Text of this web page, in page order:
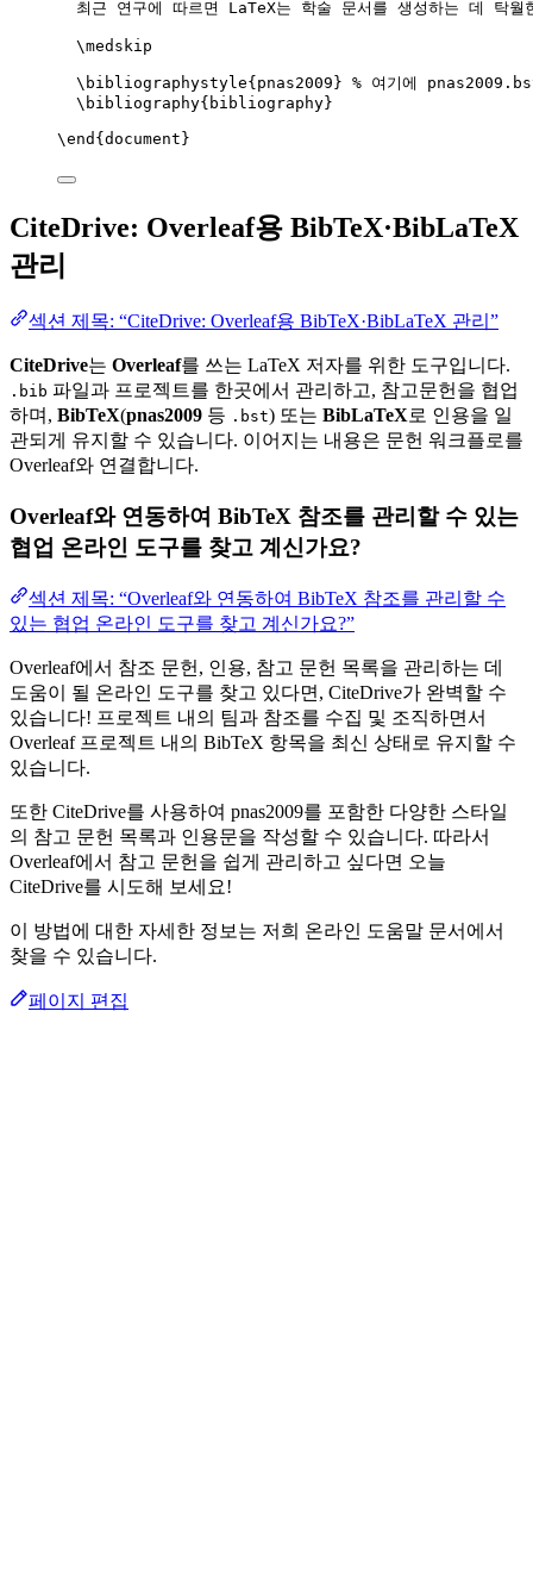
최근 연구에 따르면 LaTeX는 학술 문서를 생성하는 데 탁
\medskip
\bibliographystyle{pnas2009} % 여기에
\bibliography{bibliography}
\end { document }
CiteDrive: Overleaf용 BibTeX·BibLaTeX
관리
섹션 제목: “CiteDrive: Overleaf용 BibTeX·BibLaTeX 관리”
CiteDrive는 Overleaf를 쓰는 LaTeX 저자를 위한 도구입니다.
.bib 파일과 프로젝트를 한곳에서 관리하고, 참고문헌을 협업
하며, BibTeX(pnas2009 등 .bst) 또는 BibLaTeX로 인용을 일
관되게 유지할 수 있습니다. 이어지는 내용은 문헌 워크플로를
Overleaf와 연결합니다.
Overleaf와 연동하여 BibTeX 참조를 관리할 수 있는
협업 온라인 도구를 찾고 계신가요?
섹션 제목: “Overleaf와 연동하여 BibTeX 참조를 관리할 수
있는 협업 온라인 도구를 찾고 계신가요?”
Overleaf에서 참조 문헌, 인용, 참고 문헌 목록을 관리하는 데
도움이 될 온라인 도구를 찾고 있다면, CiteDrive가 완벽할 수
있습니다! 프로젝트 내의 팀과 참조를 수집 및 조직하면서
Overleaf 프로젝트 내의 BibTeX 항목을 최신 상태로 유지할 수
있습니다.
또한 CiteDrive를 사용하여 pnas2009를 포함한 다양한 스타일
의 참고 문헌 목록과 인용문을 작성할 수 있습니다. 따라서
Overleaf에서 참고 문헌을 쉽게 관리하고 싶다면 오늘
CiteDrive를 시도해 보세요!
이 방법에 대한 자세한 정보는 저희 온라인 도움말 문서에서
찾을 수 있습니다.
페이지 편집